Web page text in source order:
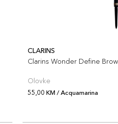
CLARINS
Clarins Wonder Define
Olovke
55,00 KM / Acquamarina